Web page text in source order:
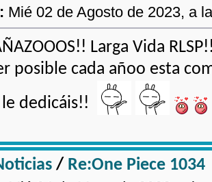
Mié 02 de Agosto de 2023, a
Larga Vida
posible cada añoo esta
dedicáis!!
/ Re:One Piece 1034